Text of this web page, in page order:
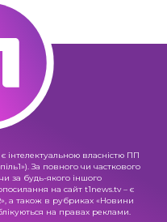
інтелектуальною власністю ПП
За повного чи часткового
за будь-якого іншого
на сайт t1news.tv – є
а також в рубриках «Новини
на правах реклами.